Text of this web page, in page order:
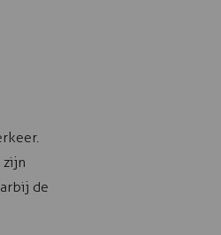
zijn
de